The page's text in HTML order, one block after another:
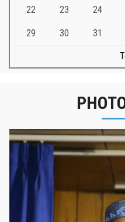
22 23 24
29 30 31